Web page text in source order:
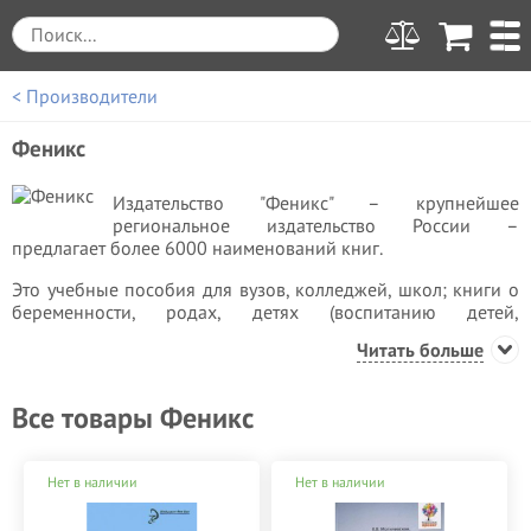
< Производители
Феникс
Издательство "Феникс" – крупнейшее
региональное издательство России –
предлагает более 6000 наименований книг.
Это учебные пособия для вузов, колледжей, школ; книги о
беременности, родах, детях (воспитанию детей,
философии, социологии, математике, физике, химии,
для садоводов и огородников и мн. др.
занимается выпуском социально-гуманитарной,
технической, справочной, художественной,
Читать больше
Все товары Феникс
Нет в наличии Нет в наличии